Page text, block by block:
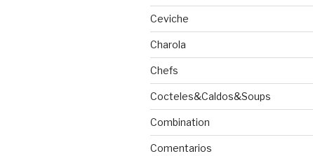
Ceviche
Charola
Chefs
Cocteles&Caldos&Soups
Combination
Comentarios